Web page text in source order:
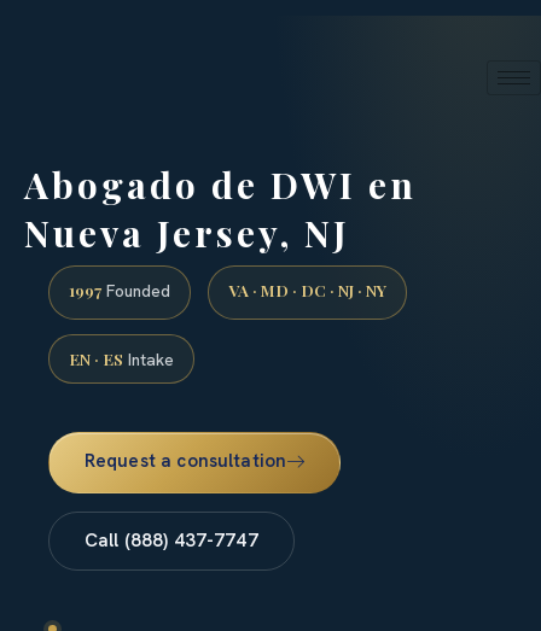
Abogado de DWI en
Nueva Jersey, NJ
1997 Founded VA · MD · DC · NJ · NY
EN · ES Intake
Request a consultation
Call (888) 437-7747